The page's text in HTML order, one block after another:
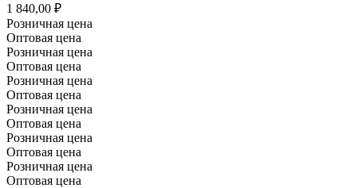
1 840,00 ₽
Розничная цена
Оптовая цена
Розничная цена
Оптовая цена
Розничная цена
Оптовая цена
Розничная цена
Оптовая цена
Розничная цена
Оптовая цена
Розничная цена
Оптовая цена